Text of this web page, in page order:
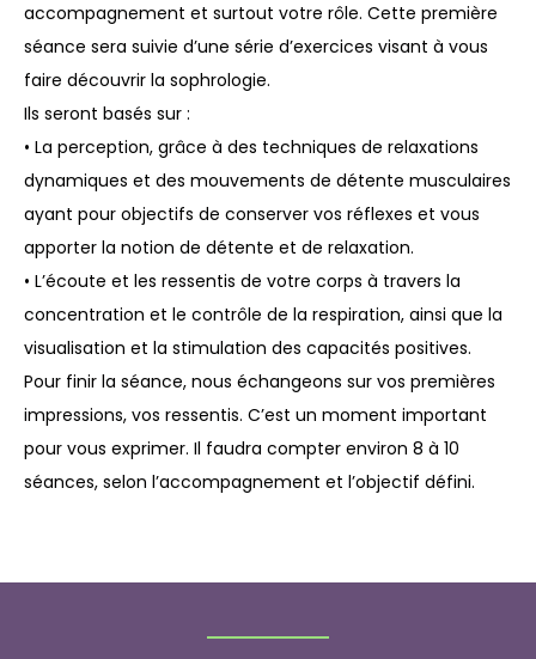
accompagnement et surtout votre rôle. Cette première
séance sera suivie d’une série d’exercices visant à vous
faire découvrir la sophrologie.
Ils seront basés sur :
• La perception, grâce à des techniques de relaxations
dynamiques et des mouvements de détente musculaires
ayant pour objectifs de conserver vos réflexes et vous
apporter la notion de détente et de relaxation.
• L’écoute et les ressentis de votre corps à travers la
concentration et le contrôle de la respiration, ainsi que la
visualisation et la stimulation des capacités positives.
Pour finir la séance, nous échangeons sur vos premières
impressions, vos ressentis. C’est un moment important
pour vous exprimer. Il faudra compter environ 8 à 10
séances, selon l’accompagnement et l’objectif défini.